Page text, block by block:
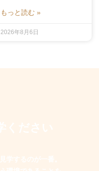
もっと読む »
2026年8月6日